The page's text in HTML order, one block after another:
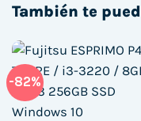
También te
-82%